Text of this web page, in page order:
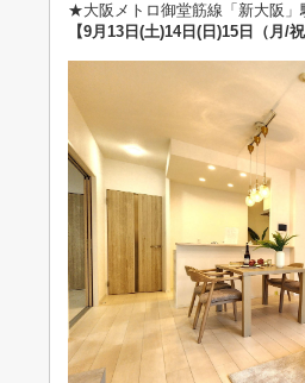
★大阪メトロ御堂筋線「新大阪
【9月13日(土)14日(日)15日（月/